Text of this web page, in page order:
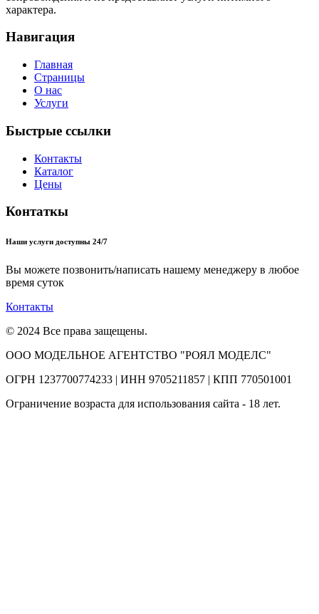
характера.
Навигация
Главная
Страницы
О нас
Услуги
Быстрые ссылки
Контакты
Каталог
Цены
Контаткы
Наши услуги доступны 24/7
Вы можете позвонить/написать нашему менеджеру в любое
время суток
Контакты
© 2024 Все права защещены.
ООО МОДЕЛЬНОЕ АГЕНТСТВО "РОЯЛ МОДЕЛС"
ОГРН 1237700774233 | ИНН 9705211857 | КПП 770501001
Ограничение возраста для использования сайта - 18 лет.